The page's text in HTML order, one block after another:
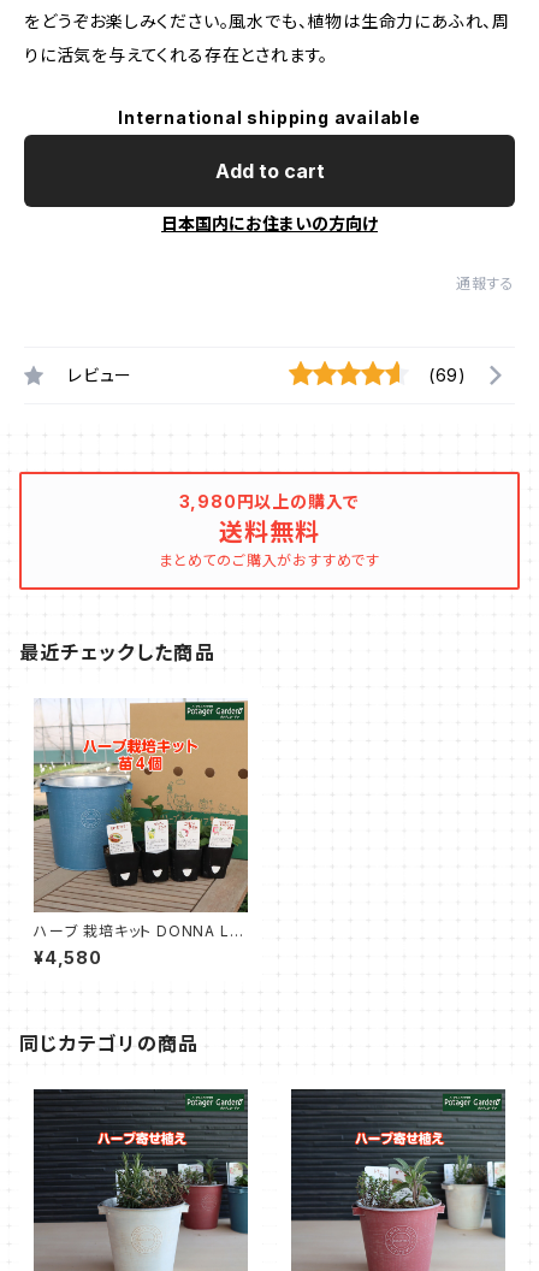
をどうぞお楽しみください。風水でも、植物は生命力にあふれ、周
りに活気を与えてくれる存在とされます。
International shipping available
Add to cart
日本国内にお住まいの方向け
通報する
レビュー (69)
3,980円以上の購入で
送料無料
まとめてのご購入がおすすめです
最近チェックした商品
ハーブ 栽培キット DONNA L
青 苗4個
¥4,580
同じカテゴリの商品